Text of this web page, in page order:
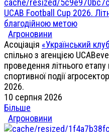
UCAB Football Cup 2026.
благодійною метою
Агроновини
Асоціація «Український
спільно з агенцією
проведення літнього етапу
спортивної події
2026.
10 серпня 2026
Більше
Агроновини